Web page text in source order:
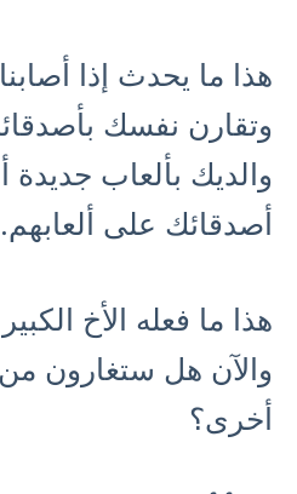
هذا ما يحدث إذا
وتقارن نفسك
والديك بألعاب جديدة
أصدقائك على ألعابهم.
هذا ما فعله الأخ الكبير
والآن هل ستغارون
أخرى؟